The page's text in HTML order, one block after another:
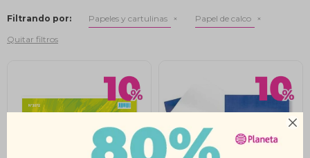

Filtrando por: Papeles y cartulinas
Papel de calco
Quitar filtros